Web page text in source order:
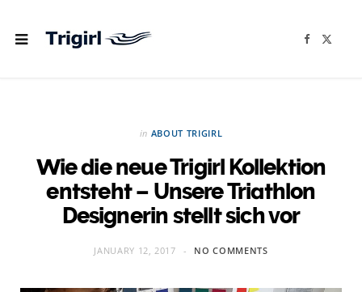
F
in ABOUT TRIGIRL
Wie die neue Trigirl Kollektion
entsteht – Unsere Triathlon
Designerin stellt sich vor
JANUARY 12, 2017 NO COMMENTS